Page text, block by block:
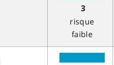
3
risque
faible